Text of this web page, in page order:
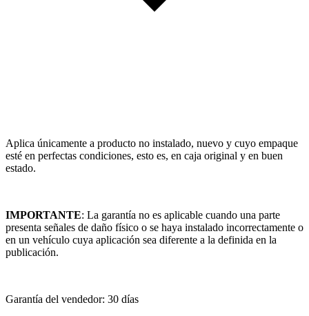
Aplica únicamente a producto no instalado, nuevo y cuyo empaque
esté en perfectas condiciones, esto es, en caja original y en buen
estado.
IMPORTANTE: La garantía no es aplicable cuando una parte
presenta señales de daño físico o se haya instalado incorrectamente o
en un vehículo cuya aplicación sea diferente a la definida en la
publicación.
Garantía del vendedor: 30 días